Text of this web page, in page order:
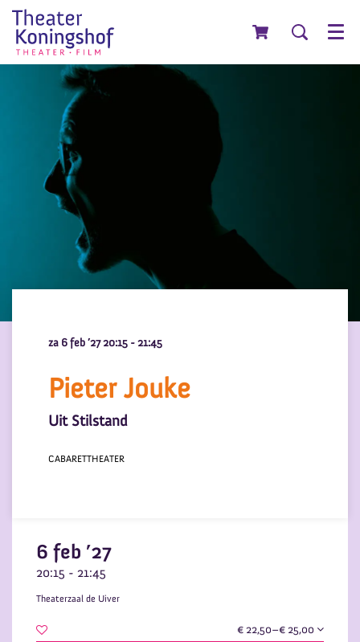
Menu
Pieter Jouke
Uit Stilstand
za 6 feb ’2720:15 - 21:45
CABARETTHEATER
6 feb ’27
20:15 - 21:45
Theaterzaal de Uiver
€ 22,50–€ 25,00